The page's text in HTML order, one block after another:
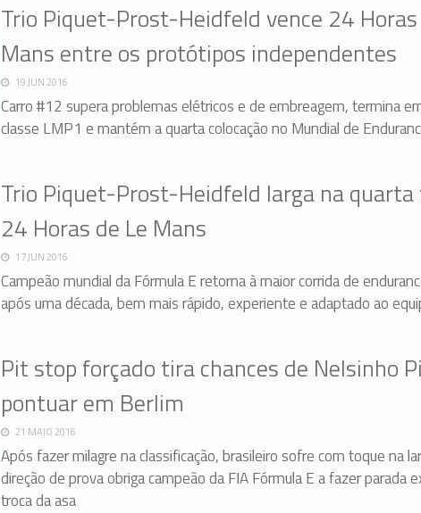
Trio Piquet-Prost-Heidfeld vence 24 Horas
Mans entre os protótipos independentes
19 JUN 2016
Carro #12 supera problemas elétricos e de embreagem, termina
classe LMP1 e mantém a quarta colocação no Mundial de
Trio Piquet-Prost-Heidfeld larga na quarta
24 Horas de Le Mans
17 JUN 2016
Campeão mundial da Fórmula E retorna à maior corrida de
após uma década, bem mais rápido, experiente e adaptado ao
Pit stop forçado tira chances de Nelsinho
pontuar em Berlim
21 MAIO 2016
Após fazer milagre na classificação, brasileiro sofre com toque na
direção de prova obriga campeão da FIA Fórmula E a fazer parada
troca da asa